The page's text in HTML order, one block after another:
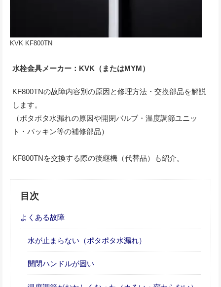
KVK KF800TN
水栓金具メーカー：KVK（またはMYM）
KF800TNの故障内容別の原因と修理方法・交換部品を解説
します。
（ポタポタ水漏れの原因や開閉バルブ・温度調節ユニッ
ト・パッキン等の補修部品）
KF800TNを交換する際の後継機（代替品）も紹介。
目次
よくある故障
水が止まらない（ポタポタ水漏れ）
開閉ハンドルが固い